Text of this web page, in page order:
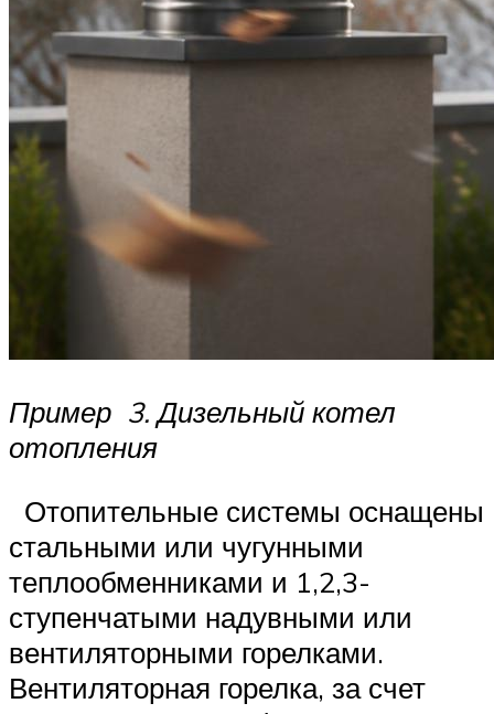
Пример 3. Дизельный котел
отопления
Отопительные системы оснащены
стальными или чугунными
теплообменниками и 1,2,3-
ступенчатыми надувными или
вентиляторными горелками.
Вентиляторная горелка, за счет